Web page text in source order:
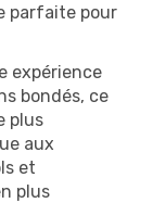
parfaite pour
expérience
bondés, ce
plus
aux
et
plus